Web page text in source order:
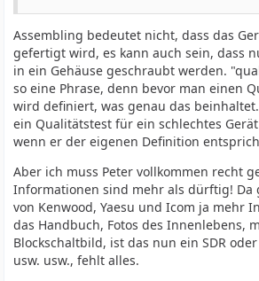
Assembling bedeutet nicht, dass das
gefertigt wird, es kann auch sein, dass
in ein Gehäuse geschraubt werden.
so eine Phrase, denn bevor man einen
wird definiert, was genau das
ein Qualitätstest für ein schlechtes
wenn er der eigenen Definition
Aber ich muss Peter vollkommen recht
Informationen sind mehr als dürftig! Da
von Kenwood, Yaesu und Icom ja mehr
das Handbuch, Fotos des Innenlebens,
Blockschaltbild, ist das nun ein SDR
usw. usw., fehlt alles.